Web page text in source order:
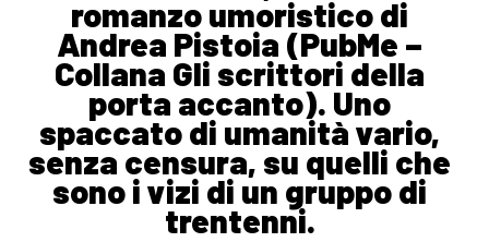
romanzo umoristico di
Andrea Pistoia (PubMe –
Collana Gli scrittori della
porta accanto). Uno
spaccato di umanità vario,
senza censura, su quelli che
sono i vizi di un gruppo di
trentenni.